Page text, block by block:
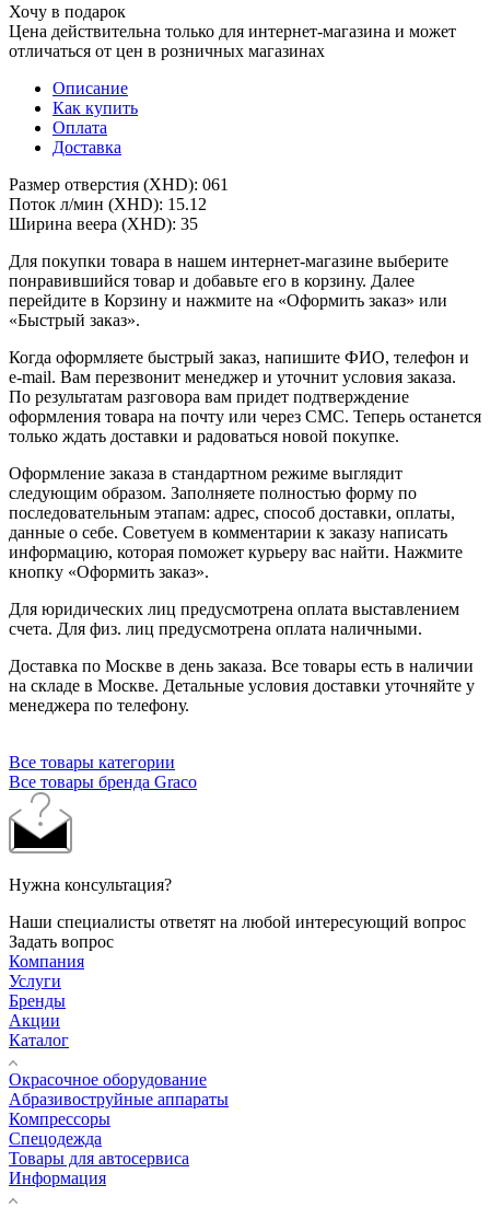
Хочу в подарок
Цена действительна только для интернет-магазина и может
отличаться от цен в розничных магазинах
Описание
Как купить
Оплата
Доставка
Размер отверстия (XHD): 061
Поток л/мин (XHD): 15.12
Ширина веера (XHD): 35
Для покупки товара в нашем интернет-магазине выберите
понравившийся товар и добавьте его в корзину. Далее
перейдите в Корзину и нажмите на «Оформить заказ» или
«Быстрый заказ».
Когда оформляете быстрый заказ, напишите ФИО, телефон и
e-mail. Вам перезвонит менеджер и уточнит условия заказа.
По результатам разговора вам придет подтверждение
оформления товара на почту или через СМС. Теперь останется
только ждать доставки и радоваться новой покупке.
Оформление заказа в стандартном режиме выглядит
следующим образом. Заполняете полностью форму по
последовательным этапам: адрес, способ доставки, оплаты,
данные о себе. Советуем в комментарии к заказу написать
информацию, которая поможет курьеру вас найти. Нажмите
кнопку «Оформить заказ».
Для юридических лиц предусмотрена оплата выставлением
счета. Для физ. лиц предусмотрена оплата наличными.
Доставка по Москве в день заказа. Все товары есть в наличии
на складе в Москве. Детальные условия доставки уточняйте у
менеджера по телефону.
Все товары категории
Все товары бренда Graco
Нужна консультация?
Наши специалисты ответят на любой интересующий вопрос
Задать вопрос
Компания
Услуги
Бренды
Акции
Каталог
Окрасочное оборудование
Aбразивоструйные аппараты
Компрессоры
Спецодежда
Товары для автосервиса
Информация